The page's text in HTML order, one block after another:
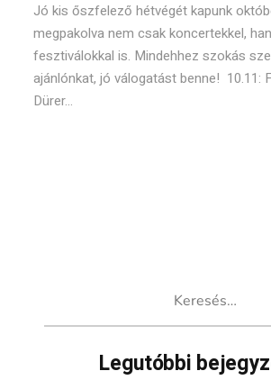
Jó kis őszfelező hétvégét kapunk
megpakolva nem csak koncertekkel,
fesztiválokkal is. Mindehhez szokás
ajánlónkat, jó válogatást benne! 10.11:
Dürer...
Legutóbbi